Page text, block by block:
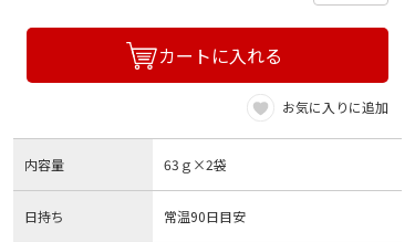
カートに入れる
お気に入りに追加
内容量 63ｇ×2袋
日持ち 常温90日目安